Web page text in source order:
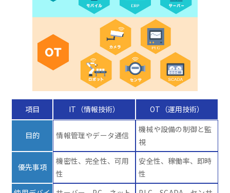
項目 IT（情報技術） OT（運用技術）
目的 情報管理やデータ通信
機械や設備の制御と監
視
優先事項
機密性、完全性、可用
性
安全性、稼働率、即時
性